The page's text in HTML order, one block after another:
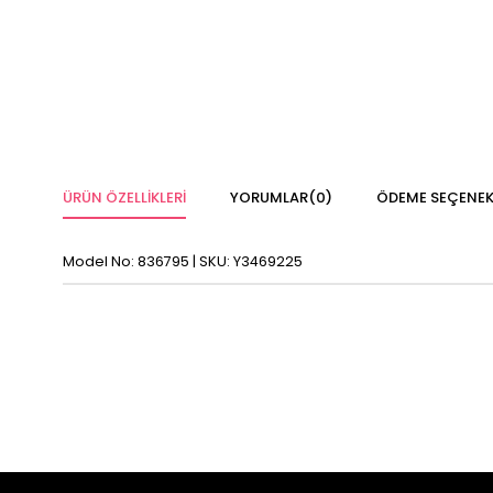
ÜRÜN ÖZELLIKLERI YORUMLAR(0) ÖDEME
Model No: 836795 | SKU: Y3469225